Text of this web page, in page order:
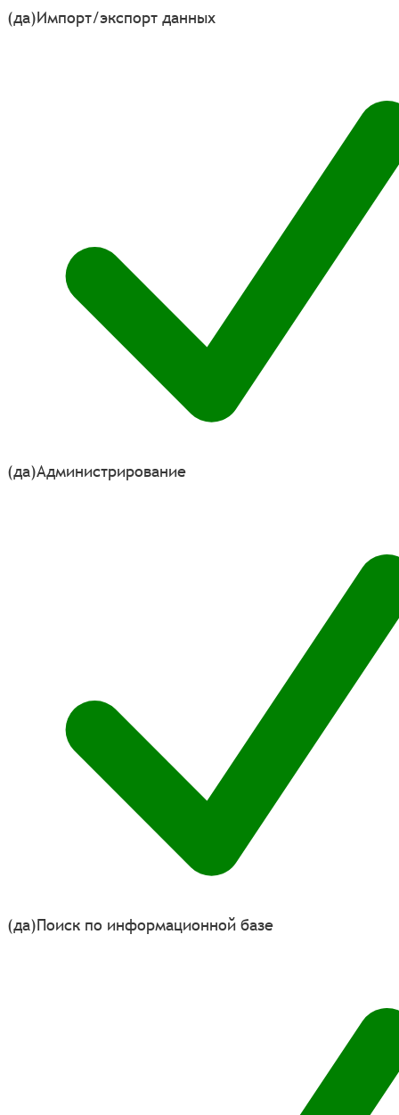
(да)Импорт/экспорт данных
(да)Администрирование
(да)Поиск по информационной базе